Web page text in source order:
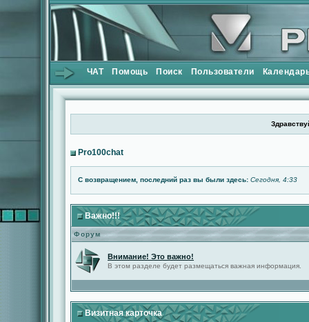
ЧАТ Помощь Поиск Пользователи
Pro100chat
С возвращением, последний раз вы были здесь: Сегодня, 4:33
Важно!!!
Форум
Внимание! Это важно!
В этом разделе будет размещаться важная информация.
Визитная карточка